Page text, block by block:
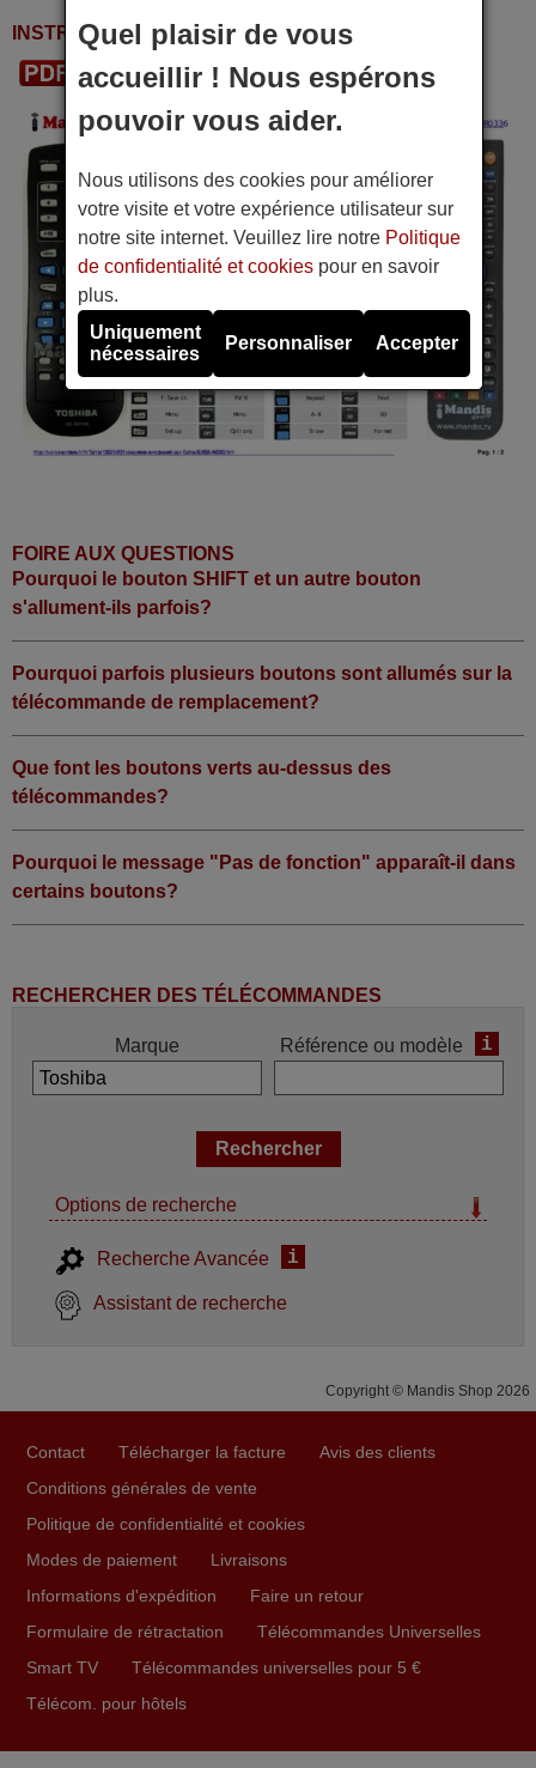
INSTRUCTIONS D'UTILISATION
Télécharger le PDF
FOIRE AUX QUESTIONS
Pourquoi le bouton SHIFT et un autre bouton
s'allument-ils parfois?
Pourquoi parfois plusieurs boutons sont allumés sur la
télécommande de remplacement?
Que font les boutons verts au-dessus des
télécommandes?
Pourquoi le message "Pas de fonction" apparaît-il dans
certains boutons?
RECHERCHER DES TÉLÉCOMMANDES
Marque Référence ou modèle i
Options de recherche
Recherche Avancée i
Assistant de recherche
Copyright © Mandis Shop 2026
Contact Télécharger la facture
Avis des clients
Conditions générales de vente
Politique de confidentialité et cookies
Modes de paiement
Livraisons
Informations d'expédition
Faire un retour
Formulaire de rétractation
Télécommandes Universelles
Smart TV
Télécommandes universelles pour 5 €
Télécom. pour hôtels
Quel plaisir de vous
accueillir ! Nous espérons
pouvoir vous aider.
Nous utilisons des cookies pour améliorer
votre visite et votre expérience utilisateur sur
notre site internet. Veuillez lire notre Politique
de confidentialité et cookiespour en savoir
plus.
Uniquement
nécessaires
Personnaliser Accepter